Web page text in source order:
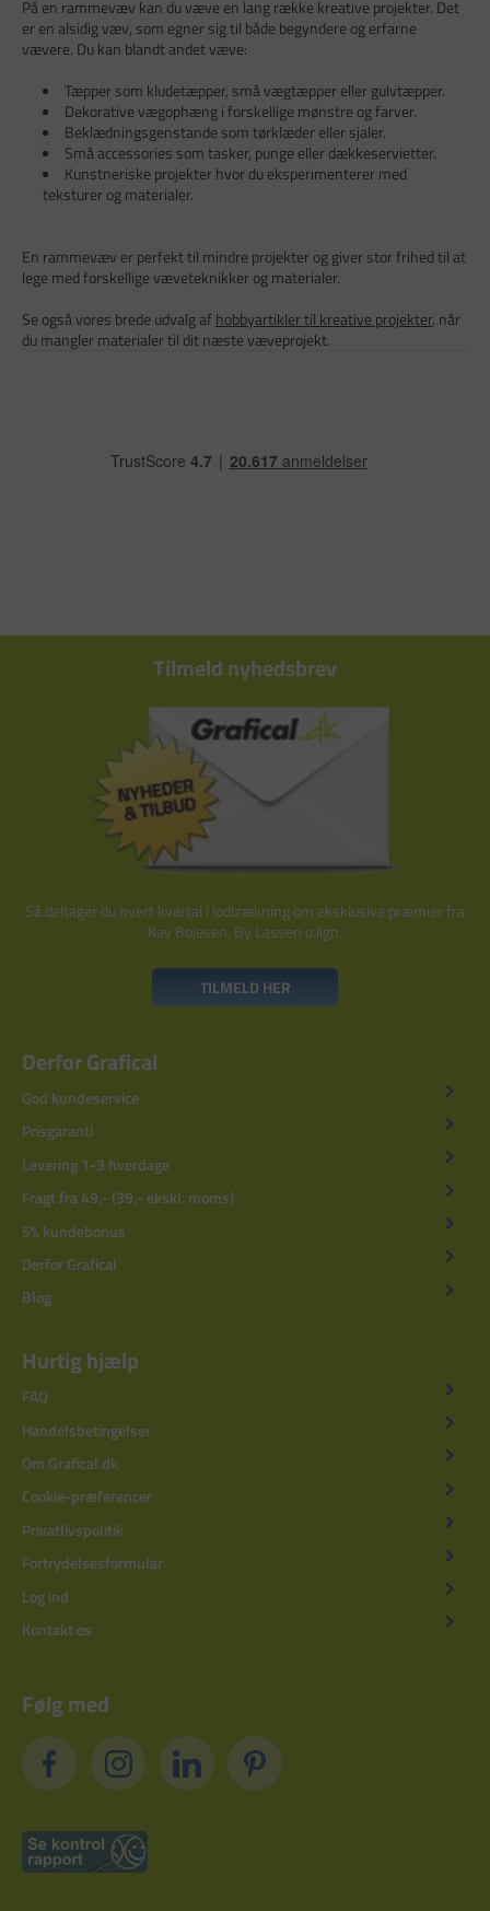
På en rammevæv kan du væve en lang række kreative projekter. Det
er en alsidig væv, som egner sig til både begyndere og erfarne
vævere. Du kan blandt andet væve:
Tæpper som kludetæpper, små vægtæpper eller gulvtæpper.
Dekorative vægophæng i forskellige mønstre og farver.
Beklædningsgenstande som tørklæder eller sjaler.
Små accessories som tasker, punge eller dækkeservietter.
Kunstneriske projekter hvor du eksperimenterer med
teksturer og materialer.
En rammevæv er perfekt til mindre projekter og giver stor frihed til at
lege med forskellige væveteknikker og materialer.
Se også vores brede udvalg afhobbyartikler til kreative projekter, når
du mangler materialer til dit næste væveprojekt.
Tilmeld nyhedsbrev
Så deltager du hvert kvartal i lodtrækning om eksklusive præmier fra
Kay Bojesen, By Lassen o.lign.
TILMELD HER
Derfor Grafical
God kundeservice
Prisgaranti
Levering 1-3 hverdage
Fragt fra 49,- (39,- ekskl. moms)
5% kundebonus
Derfor Grafical
Blog
Hurtig hjælp
FAQ
Handelsbetingelser
Om Grafical.dk
Cookie-præferencer
Privatlivspolitik
Fortrydelsesformular
Log ind
Kontakt os
Følg med